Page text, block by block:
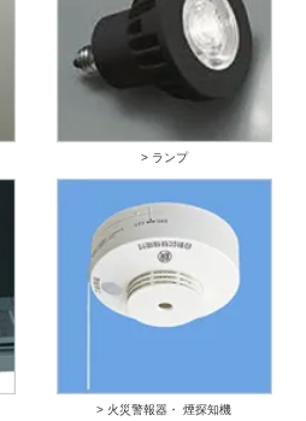
> ランプ
> 火災警報器・ 煙探知機